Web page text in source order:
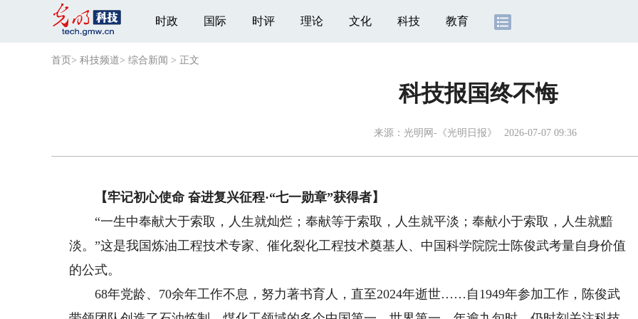
时政 国际 时评 理论 文化 科技 教育
首页 > 科技频道> 综合新闻 > 正文
科技报国终不悔
来源： 光明网-《光明日报》 2026-07-07 09:36
【牢记初心使命 奋进复兴征程·“七一勋章”获得者】
“一生中奉献大于索取，人生就灿烂；奉献等于索取，人生就平淡；奉献小于索取，人生就黯
淡。”这是我国炼油工程技术专家、催化裂化工程技术奠基人、中国科学院院士陈俊武考量自身价值
的公式。
68年党龄、70余年工作不息，努力著书育人，直至2024年逝世……自1949年参加工作，陈俊武